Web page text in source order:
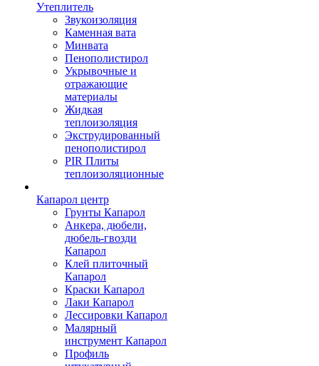
Утеплитель
Звукоизоляция
Каменная вата
Минвата
Пенополистирол
Укрывочные и
отражающие
материалы
Жидкая
теплоизоляция
Экструдированный
пенополистирол
PIR Плиты
теплоизоляционные
Капарол центр
Грунты Капарол
Анкера, дюбели,
дюбель-гвозди
Капарол
Клей плиточный
Капарол
Краски Капарол
Лаки Капарол
Лессировки Капарол
Малярный
инструмент Капарол
Профиль